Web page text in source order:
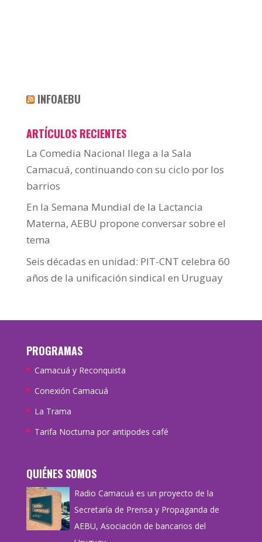
INFOAEBU
ARTÍCULOS RECIENTES
La Comedia Nacional llega a la Sala
Camacuá, continuando con su ciclo por los
barrios
En la Semana Mundial de la Lactancia
Materna, AEBU propone conversar sobre el
tema
Seis décadas en unidad: PIT-CNT celebra 60
años de la unificación sindical en Uruguay
PROGRAMAS
Camacuá y Reconquista
Conexión Camacuá
La Trama
Tarifa Nocturna por antipodes café
QUIÉNES SOMOS
Radio Camacuá es un proyecto de la
Secretaría de Prensa y Propaganda de
AEBU, Asociación de bancarios del